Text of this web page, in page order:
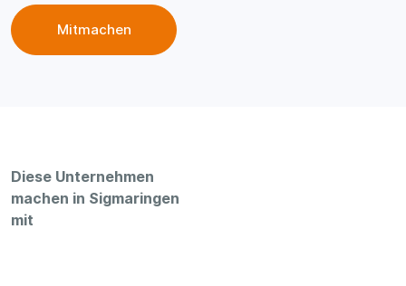
Mitmachen
Diese Unternehmen
machen in Sigmaringen
mit